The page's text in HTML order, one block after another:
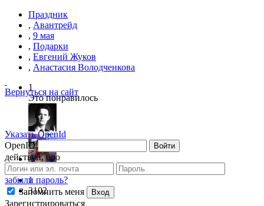
Вернуться на сайт
Указать OpenId
OpenID
Войти
действуй, бро
забыли пароль?
Запомнить меня
Вход
Зарегистрироваться
Праздник
, Авантрейд
, 9 мая
, Подарки
, Евгений Жуков
, Анастасия Володченкова
1
Это понравилось
volodchenkova
1
3102